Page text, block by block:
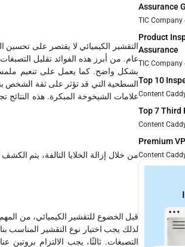
التقشير الكيميائي لا يقتصر على
عام. من أبرز هذه الفوائد تقليل
بشكل واضح. كما يعمل على تنعيم ملمس
السطحية التي قد تؤثر على ثقة الشخص
علامات الشيخوخة المبكرة. هذه
من خلال إزالة الخلايا التالفة، يتم
قبل الخضوع للتقشير الكيميائي، من
لذلك يجب اختيار نوع التقشير المناسب
التصبغات. ثالثًا، يجب الالتزام
Assurance
TIC Company
Product
Assurance
TIC Company
Top 10
Content
Top 7 Third
Content
Premium
Content